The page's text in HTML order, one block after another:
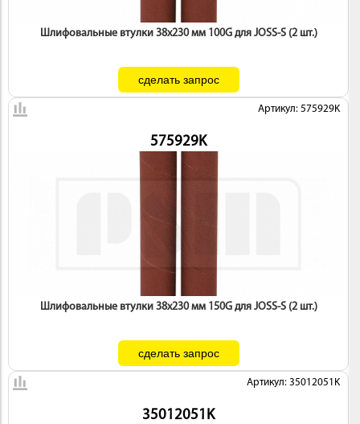
Шлифовальные втулки 38х230 мм 100G для JOSS-S (2 шт.)
Артикул: 575929K
575929K
Шлифовальные втулки 38х230 мм 150G для JOSS-S (2 шт.)
Артикул: 35012051K
35012051K